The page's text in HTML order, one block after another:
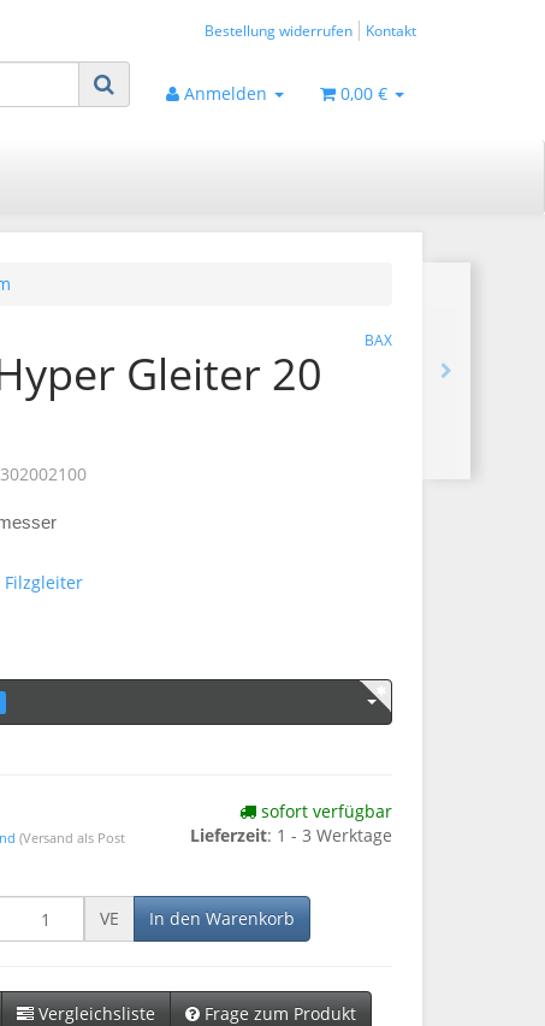
Bestellung widerrufen Kontakt
Anmelden 0,00 €
BAX
Gleiter 20
Filzgleiter
(Versand als Post
sofort verfügbar
Lieferzeit: 1 - 3 Werktage
VE In den Warenkorb
Vergleichsliste Frage zum Produkt